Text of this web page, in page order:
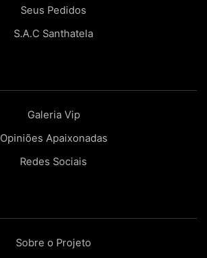
Seus Pedidos
S.A.C Santhatela
Galeria Vip
Opiniões Apaixonadas
Redes Sociais
Sobre o Projeto